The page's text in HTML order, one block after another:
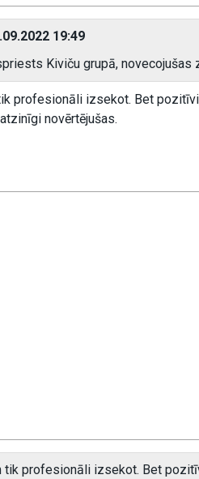
19:49
Kiviču grupā,
profesionāli izsekot. Bet
novērtējušas.
tik profesionāli izsekot. Bet